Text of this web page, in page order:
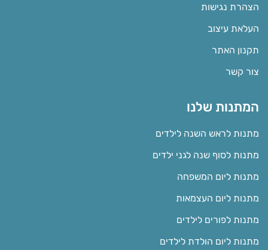
הצהרת נגישות
העלאת עיצוב
תקנון האתר
צור קשר
המתנות שלנו
מתנות לראש השנה לילדים
מתנות לסוף שנה לגני ילדים
מתנות ליום המשפחה
מתנות ליום העצמאות
מתנות לפורים לילדים
מתנות ליום הולדת לילדים